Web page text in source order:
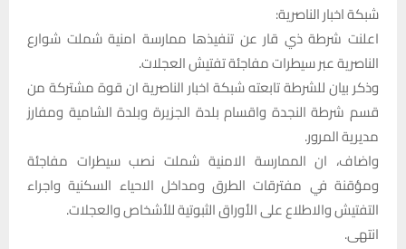
شبكة اخبار الناصرية:
اعلنت شرطة ذي قار عن تنفيذها ممارسة امنية شملت شوارع
الناصرية عبر سيطرات مفاجئة تفتيش العجلات.
وذكر بيان للشرطة تابعته شبكة اخبار الناصرية ان قوة مشتركة من
قسم شرطة النجدة واقسام بلدة الجزيرة وبلدة الشامية ومفارز
مديرية المرور.
واضاف، ان الممارسة الامنية شملت نصب سيطرات مفاجئة
ومؤقنة في مفترقات الطرق ومداخل الاحياء السكنية واجراء
التفتيش والاطلاع على الأوراق الثبوتية للأشخاص والعجلات.
انتهى.